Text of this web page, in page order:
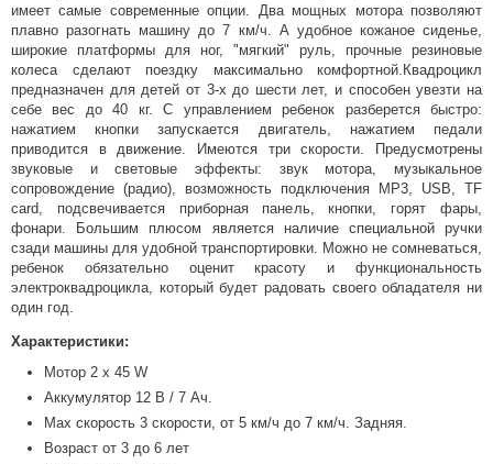
имеет самые современные опции. Два мощных мотора позволяют
плавно разогнать машину до 7 км/ч. А удобное кожаное сиденье,
широкие платформы для ног, "мягкий" руль, прочные резиновые
колеса сделают поездку максимально комфортной.Квадроцикл
предназначен для детей от 3-х до шести лет, и способен увезти на
себе вес до 40 кг. С управлением ребенок разберется быстро:
нажатием кнопки запускается двигатель, нажатием педали
приводится в движение. Имеются три скорости. Предусмотрены
звуковые и световые эффекты: звук мотора, музыкальное
сопровождение (радио), возможность подключения MP3, USB, TF
card, подсвечивается приборная панель, кнопки, горят фары,
фонари. Большим плюсом является наличие специальной ручки
сзади машины для удобной транспортировки. Можно не сомневаться,
ребенок обязательно оценит красоту и функциональность
электроквадроцикла, который будет радовать своего обладателя ни
один год.
Характеристики:
Мотор 2 х 45 W
Аккумулятор 12 В / 7 Aч.
Мах скорость 3 скорости, от 5 км/ч до 7 км/ч. Задняя.
Возраст от 3 до 6 лет